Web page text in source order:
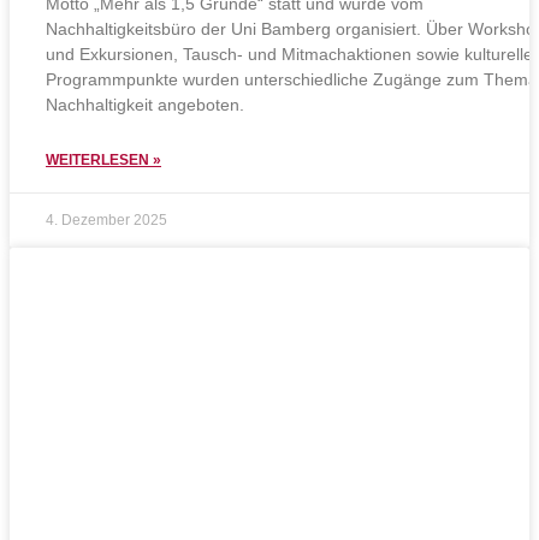
Motto „Mehr als 1,5 Gründe“ statt und wurde vom
Nachhaltigkeitsbüro der Uni Bamberg organisiert. Über
und Exkursionen, Tausch- und Mitmachaktionen sowie kulturelle
Programmpunkte wurden unterschiedliche Zugänge zum Thema
Nachhaltigkeit angeboten.
WEITERLESEN »
4. Dezember 2025